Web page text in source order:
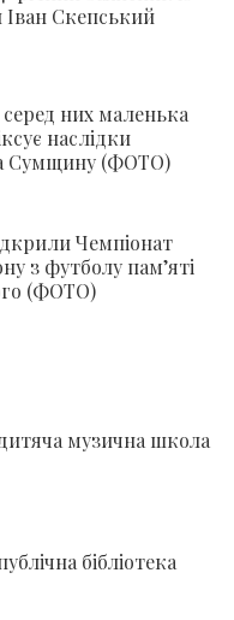
Скепський
них маленька
наслідки
Сумщину (ФОТО)
Чемпіонат
з футболу пам’яті
(ФОТО)
музична школа
бібліотека